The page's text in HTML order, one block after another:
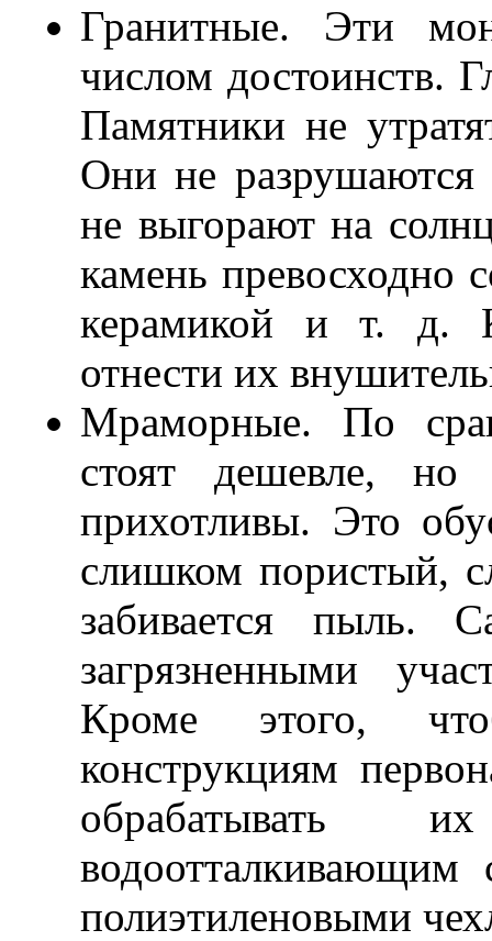
Гранитные. Эти
числом достоинств.
Памятники не
Они не разрушаются
не выгорают на
камень превосходно
керамикой и т. д. К
отнести их
Мраморные. По
стоят дешевле, но
прихотливы. Это
слишком пористый,
забивается пыль.
загрязненными
Кроме этого,
конструкциям
обрабатывать
водоотталкивающим
полиэтиленовыми